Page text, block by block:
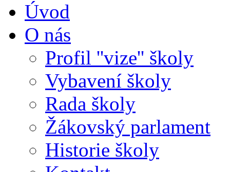
Úvod
O nás
Profil ''vize'' školy
Vybavení školy
Rada školy
Žákovský parlament
Historie školy